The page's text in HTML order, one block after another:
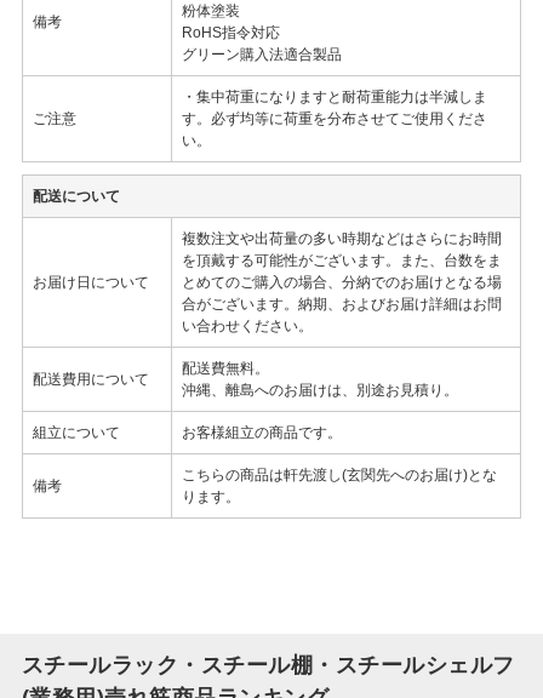
備考
粉体塗装
RoHS指令対応
グリーン購入法適合製品
ご注意
・集中荷重になりますと耐荷重能力は半減しま
す。必ず均等に荷重を分布させてご使用くださ
い。
配送について
お届け日について
複数注文や出荷量の多い時期などはさらにお時間
を頂戴する可能性がございます。また、台数をま
とめてのご購入の場合、分納でのお届けとなる場
合がございます。納期、およびお届け詳細はお問
い合わせください。
配送費用について
配送費無料。
沖縄、離島へのお届けは、別途お見積り。
組立について お客様組立の商品です。
備考
こちらの商品は軒先渡し(玄関先へのお届け)とな
ります。
スチールラック・スチール棚・スチールシェルフ